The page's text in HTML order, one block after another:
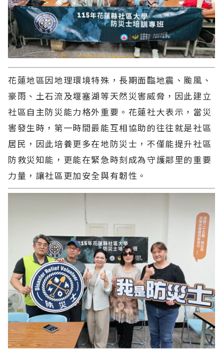
花蓮地區因地理環境特殊，長期面臨地震、颱風、
豪雨、土石流及堰塞湖等天然災害威脅，因此建立
社區自主防災能力格外重要。花蓮社大表示，當災
害發生時，第一時間最能互相協助的往往就是社區
居民，因此培養更多在地防災士，不僅能提升社區
防救災知能，更能在緊急時刻成為守護鄰里的重要
力量，讓社區更加安全與有韌性。